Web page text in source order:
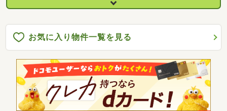
お気に入り物件一覧を見る